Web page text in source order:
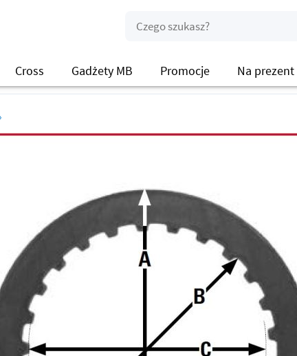
Cross Gadżety MB Promocje Na prezent